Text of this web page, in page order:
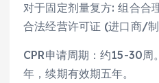
对于固定剂量复方: 组合合
合法经营许可证 (进口商/
CPR申请周期：约15-30周
年，续期有效期五年。